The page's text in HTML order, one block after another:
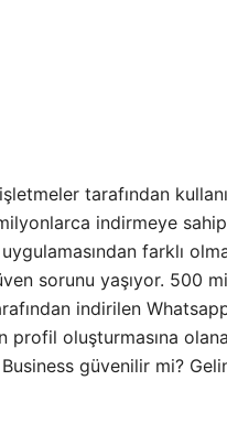
tarafından
indirmeye
farklı
sorunu yaşıyor. 500
indirilen
profil oluşturmasına
güvenilir mi?